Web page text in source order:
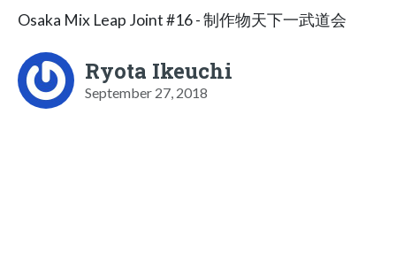
Osaka Mix Leap Joint #16 - 制作物天下一武道会
Ryota Ikeuchi
September 27, 2018